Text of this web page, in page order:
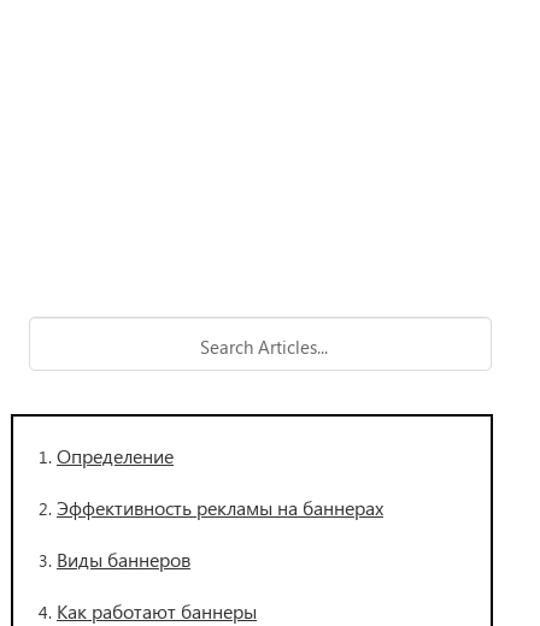
Определение
Эффективность рекламы на баннерах
Виды баннеров
Как работают баннеры